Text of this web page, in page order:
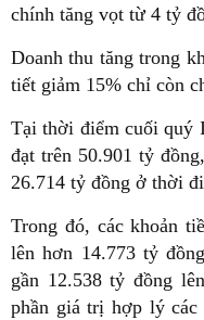
chính tăng vọt từ 4 tỷ
Doanh thu tăng trong
tiết giảm 15% chỉ còn
Tại thời điểm cuối quý
đạt trên 50.901 tỷ
26.714 tỷ đồng ở thời
Trong đó, các khoản
lên hơn 14.773 tỷ
gần 12.538 tỷ đồng
phần giá trị hợp lý các